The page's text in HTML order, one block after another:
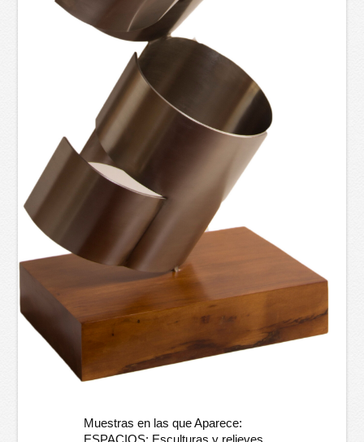
Muestras en las que Aparece:
ESPACIOS: Esculturas y relieves